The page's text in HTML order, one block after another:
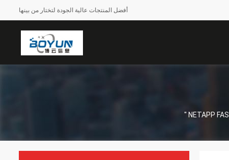
أفضل المنتجات عالية الجودة لتختار من بينها
NETAPP FAS